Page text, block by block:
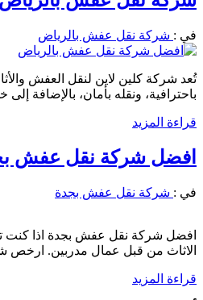
في : شركة نقل عفش بالرياض
تُعد شركة كلين لاين لنقل العفش
باحترافية، ونقله بأمان، بالإضافة
قراءة المزيد
افضل شركة نقل عفش
في : شركة نقل عفش بجدة
افضل شركة نقل عفش بجدة اذا كنت
الاثاث من قبل عمال مدربين. ارخص
قراءة المزيد